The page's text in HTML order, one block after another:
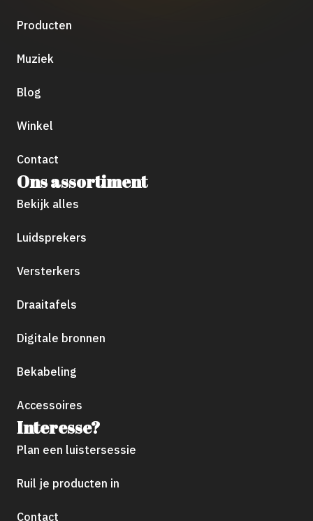
Producten
Muziek
Blog
Winkel
Contact
Ons assortiment
Bekijk alles
Luidsprekers
Versterkers
Draaitafels
Digitale bronnen
Bekabeling
Accessoires
Interesse?
Plan een luistersessie
Ruil je producten in
Contact